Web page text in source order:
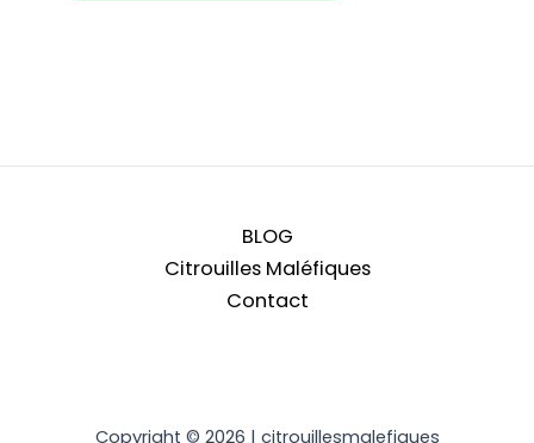
BLOG
Citrouilles Maléfiques
Contact
Copyright © 2026 | citrouillesmalefiques